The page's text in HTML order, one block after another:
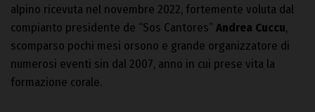
alpino ricevuta nel novembre 2022, fortemente voluta dal
compianto presidente de “Sos Cantores” Andrea Cuccu,
scomparso pochi mesi orsono e grande organizzatore di
numerosi eventi sin dal 2007, anno in cui prese vita la
formazione corale.